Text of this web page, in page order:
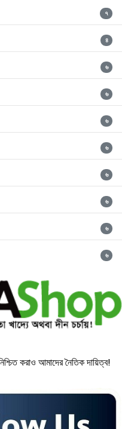
৭
৪
৬
৬
৬
৬
৬
৬
৬
৬
নিশ্চিত করাও আমাদের নৈতিক দায়িত্ব!